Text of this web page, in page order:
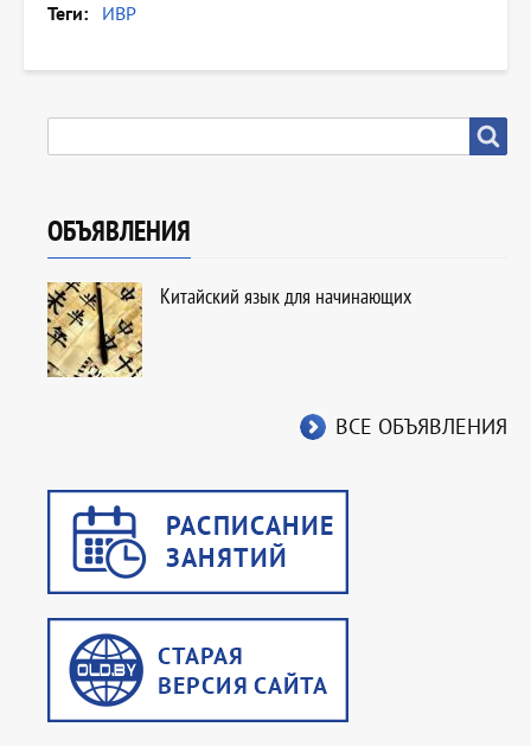
Теги ИВР
ОБЪЯВЛЕНИЯ
Китайский язык для начинающих
ВСЕ ОБЪЯВЛЕНИЯ